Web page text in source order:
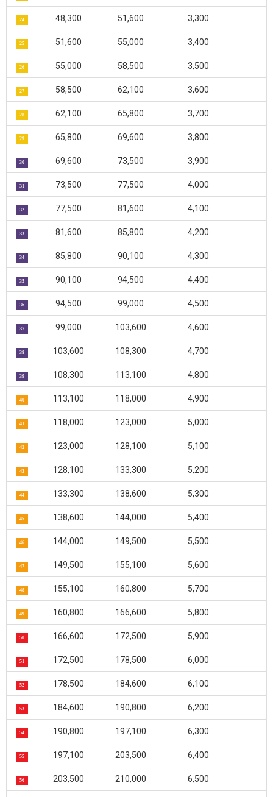
24 48,300 51,600 3,300
25 51,600 55,000 3,400
26 55,000 58,500 3,500
27 58,500 62,100 3,600
28 62,100 65,800 3,700
29 65,800 69,600 3,800
30 69,600 73,500 3,900
31 73,500 77,500 4,000
32 77,500 81,600 4,100
33 81,600 85,800 4,200
34 85,800 90,100 4,300
35 90,100 94,500 4,400
36 94,500 99,000 4,500
37 99,000 103,600 4,600
38 103,600 108,300 4,700
39 108,300 113,100 4,800
40 113,100 118,000 4,900
41 118,000 123,000 5,000
42 123,000 128,100 5,100
43 128,100 133,300 5,200
44 133,300 138,600 5,300
45 138,600 144,000 5,400
46 144,000 149,500 5,500
47 149,500 155,100 5,600
48 155,100 160,800 5,700
49 160,800 166,600 5,800
50 166,600 172,500 5,900
51 172,500 178,500 6,000
52 178,500 184,600 6,100
53 184,600 190,800 6,200
54 190,800 197,100 6,300
55 197,100 203,500 6,400
56 203,500 210,000 6,500